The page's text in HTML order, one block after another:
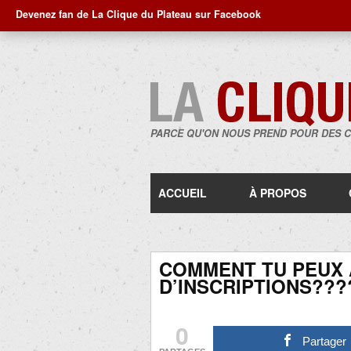
Devenez fan de La Clique du Plateau sur Facebook
PARCE QU'ON NOUS PREND POUR DES
ACCUEIL À PROPOS
COMMENT TU PEUX
0 Partager